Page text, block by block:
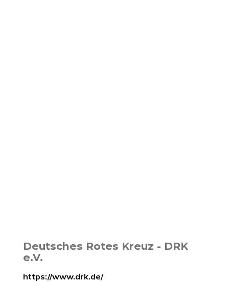
Deutsches Rotes Kreuz - DRK
e.V.
https://www.drk.de/